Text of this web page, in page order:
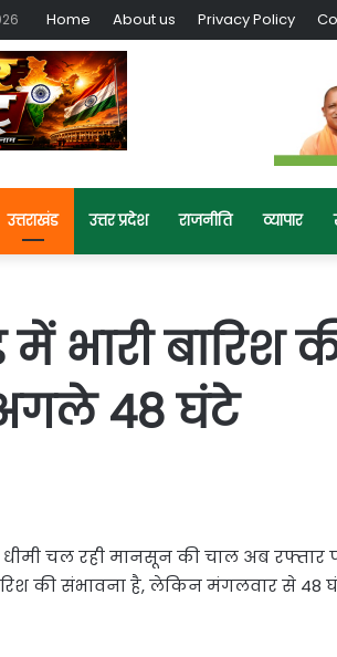
Home About us Privacy Policy
उत्तराखंड उत्तर प्रदेश राजनीति व्यापार
में भारी बारिश
48 घंटे
धीमी चल रही मानसून की चाल अब
की संभावना है, लेकिन मंगलवार से 48